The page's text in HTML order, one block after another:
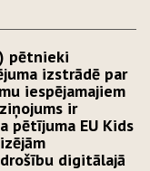
pētnieki
izstrādē par
iespējamajiem
ir
pētījuma EU Kids
digitālajā